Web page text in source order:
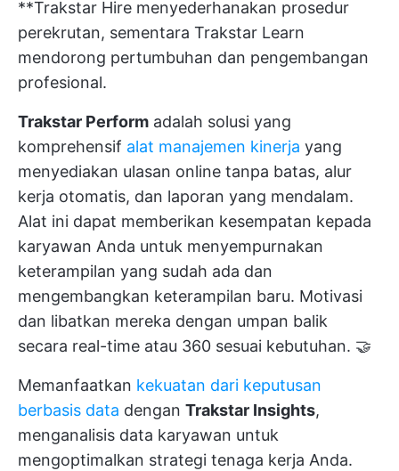
**Trakstar Hire menyederhanakan prosedur
perekrutan, sementara Trakstar Learn
mendorong pertumbuhan dan pengembangan
profesional.
Trakstar Perform adalah solusi yang
komprehensif alat manajemen kinerja yang
menyediakan ulasan online tanpa batas, alur
kerja otomatis, dan laporan yang mendalam.
Alat ini dapat memberikan kesempatan kepada
karyawan Anda untuk menyempurnakan
keterampilan yang sudah ada dan
mengembangkan keterampilan baru. Motivasi
dan libatkan mereka dengan umpan balik
secara real-time atau 360 sesuai kebutuhan. 🤝
Memanfaatkan kekuatan dari keputusan
berbasis data dengan Trakstar Insights,
menganalisis data karyawan untuk
mengoptimalkan strategi tenaga kerja Anda.